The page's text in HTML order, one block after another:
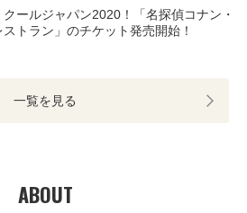
ールジャパン2020！「名探偵コナン・
トラン」のチケット発売開始！
一覧を見る
ABOUT